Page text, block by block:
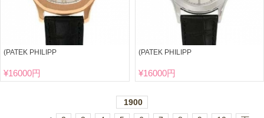
(PATEK PHILIPP
¥16000円
(PATEK PHILIPP
¥16000円
1900